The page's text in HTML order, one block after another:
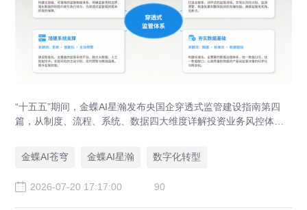
“十五五”期间，金蝶AI星瀚发布央国企穿透式监管建设指南第四
篇，从制度、流程、系统、数据四大维度详解投资业务风控体系
金蝶AI苍穹
金蝶AI星瀚 数字化转型
2026-07-20 17:17:00 90